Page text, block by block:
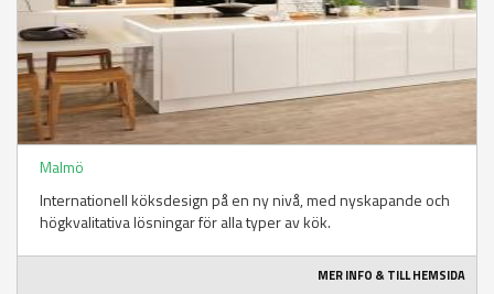
Malmö
Internationell köksdesign på en ny nivå, med nyskapande och
högkvalitativa lösningar för alla typer av kök.
MER INFO & TILL HEMSIDA